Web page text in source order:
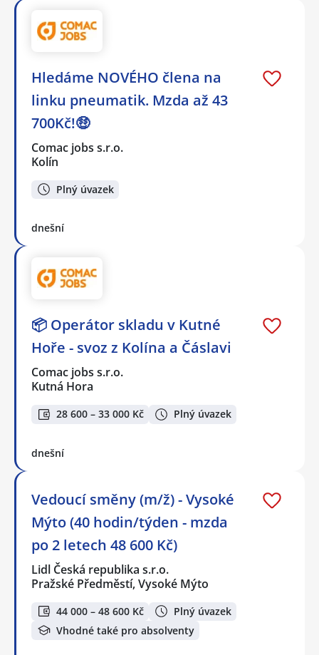
Hledáme NOVÉHO člena na
linku pneumatik. Mzda až 43
700Kč!🤑
Comac jobs s.r.o.
Kolín
Plný úvazek
dnešní
📦 Operátor skladu v Kutné
Hoře - svoz z Kolína a Čáslavi
Comac jobs s.r.o.
Kutná Hora
28 600 – 33 000 Kč Plný úvazek
dnešní
Vedoucí směny (m/ž) - Vysoké
Mýto (40 hodin/týden - mzda
po 2 letech 48 600 Kč)
Lidl Česká republika s.r.o.
Pražské Předměstí, Vysoké Mýto
44 000 – 48 600 Kč
Plný úvazek
Vhodné také pro absolventy